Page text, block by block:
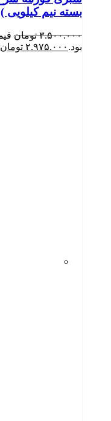
بسته نیم کیلویی )
۳.۵۰۰.۰۰۰ تومان
بود. ۲.۹۷۵.۰۰۰ تومان